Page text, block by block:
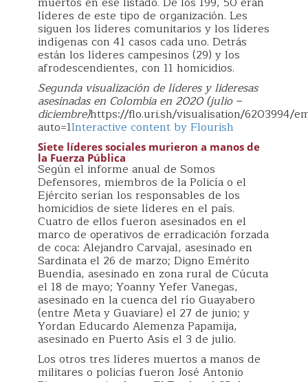
líderes de este tipo de organización. Les
siguen los líderes comunitarios y los líderes
indígenas con 41 casos cada uno. Detrás
están los líderes campesinos (29) y los
afrodescendientes, con 11 homicidios.
Segunda visualización de líderes y lideresas
asesinadas en Colombia en 2020 (julio –
diciembre)https://flo.uri.sh/visualisation/6203994/
auto=1Interactive content by Flourish
Siete líderes sociales murieron a manos de
la Fuerza Pública
Según el informe anual de Somos
Defensores, miembros de la Policía o el
Ejército serían los responsables de los
homicidios de siete líderes en el país.
Cuatro de ellos fueron asesinados en el
marco de operativos de erradicación forzada
de coca: Alejandro Carvajal, asesinado en
Sardinata el 26 de marzo; Digno Emérito
Buendía, asesinado en zona rural de Cúcuta
el 18 de mayo; Yoanny Yefer Vanegas,
asesinado en la cuenca del río Guayabero
(entre Meta y Guaviare) el 27 de junio; y
Yordan Educardo Alemenza Papamija,
asesinado en Puerto Asís el 3 de julio.
Los otros tres líderes muertos a manos de
militares o policías fueron José Antonio